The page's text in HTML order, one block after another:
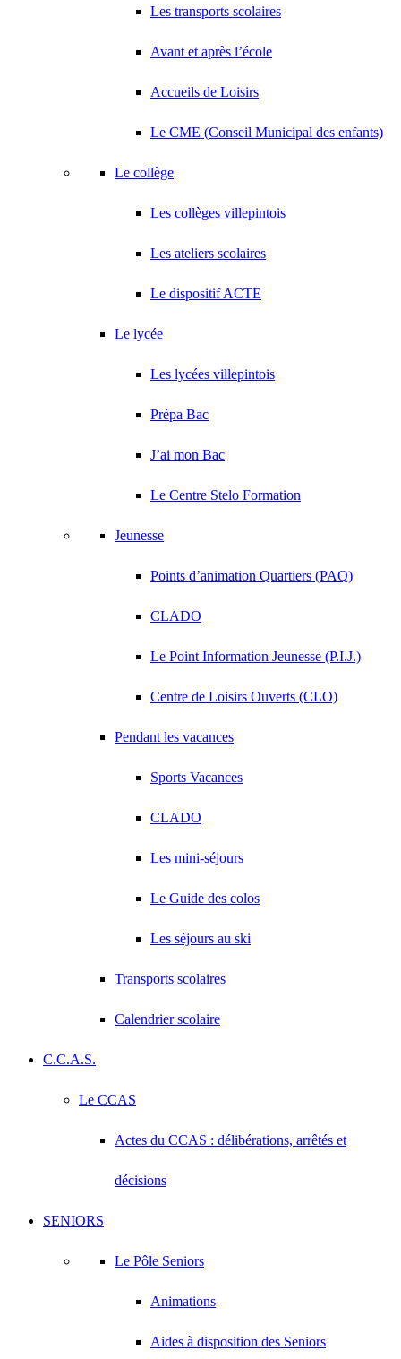
Les transports scolaires
Avant et après l’école
Accueils de Loisirs
Le CME (Conseil Municipal des enfants)
Le collège
Les collèges villepintois
Les ateliers scolaires
Le dispositif ACTE
Le lycée
Les lycées villepintois
Prépa Bac
J’ai mon Bac
Le Centre Stelo Formation
Jeunesse
Points d’animation Quartiers (PAQ)
CLADO
Le Point Information Jeunesse (P.I.J.)
Centre de Loisirs Ouverts (CLO)
Pendant les vacances
Sports Vacances
CLADO
Les mini-séjours
Le Guide des colos
Les séjours au ski
Transports scolaires
Calendrier scolaire
C.C.A.S.
Le CCAS
Actes du CCAS : délibérations, arrêtés et
décisions
SENIORS
Le Pôle Seniors
Animations
Aides à disposition des Seniors